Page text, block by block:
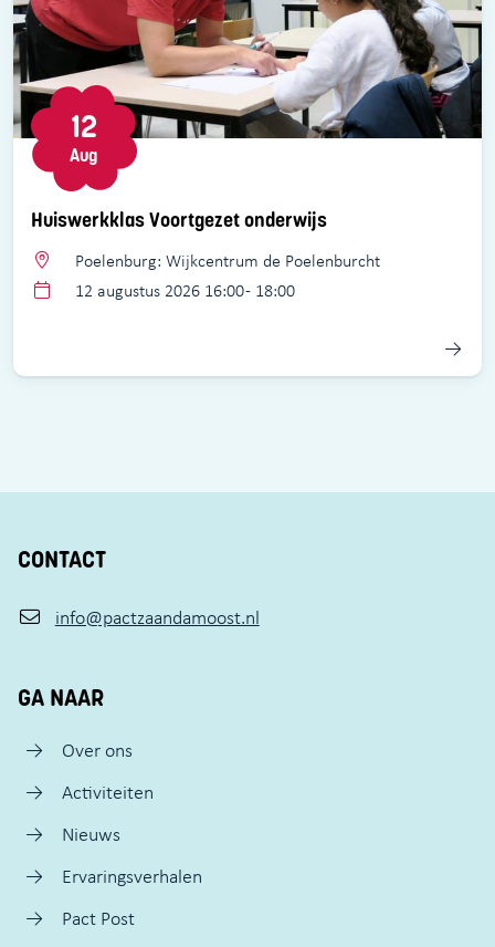
Huiswerkklas Voortgezet onderwijs
12
Aug
Poelenburg: Wijkcentrum de Poelenburcht
12 augustus 2026 16:00 - 18:00
CONTACT
info@pactzaandamoost.nl
GA NAAR
Over ons
Activiteiten
Nieuws
Ervaringsverhalen
Pact Post